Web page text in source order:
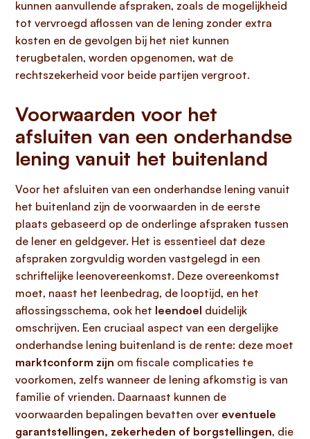
kunnen aanvullende afspraken, zoals de mogelijkheid
tot vervroegd aflossen van de lening zonder extra
kosten en de gevolgen bij het niet kunnen
terugbetalen, worden opgenomen, wat de
rechtszekerheid voor beide partijen vergroot.
Voorwaarden voor het
afsluiten van een onderhandse
lening vanuit het buitenland
Voor het afsluiten van een onderhandse lening vanuit
het buitenland zijn de voorwaarden in de eerste
plaats gebaseerd op de onderlinge afspraken tussen
de lener en geldgever. Het is essentieel dat deze
afspraken zorgvuldig worden vastgelegd in een
schriftelijke leenovereenkomst. Deze overeenkomst
moet, naast het leenbedrag, de looptijd, en het
aflossingsschema, ook het leendoel duidelijk
omschrijven. Een cruciaal aspect van een dergelijke
onderhandse lening buitenland is de rente: deze moet
marktconform zijn om fiscale complicaties te
voorkomen, zelfs wanneer de lening afkomstig is van
familie of vrienden. Daarnaast kunnen de
voorwaarden bepalingen bevatten over eventuele
garantstellingen, zekerheden of borgstellingen, die